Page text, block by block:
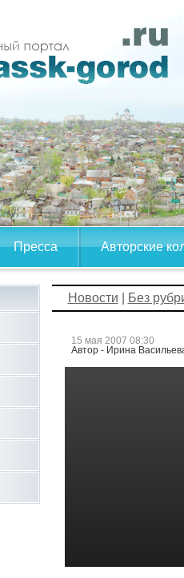
Пресса Авторские
Новости Без
15 мая 2007 08:30
Автор - Ирина